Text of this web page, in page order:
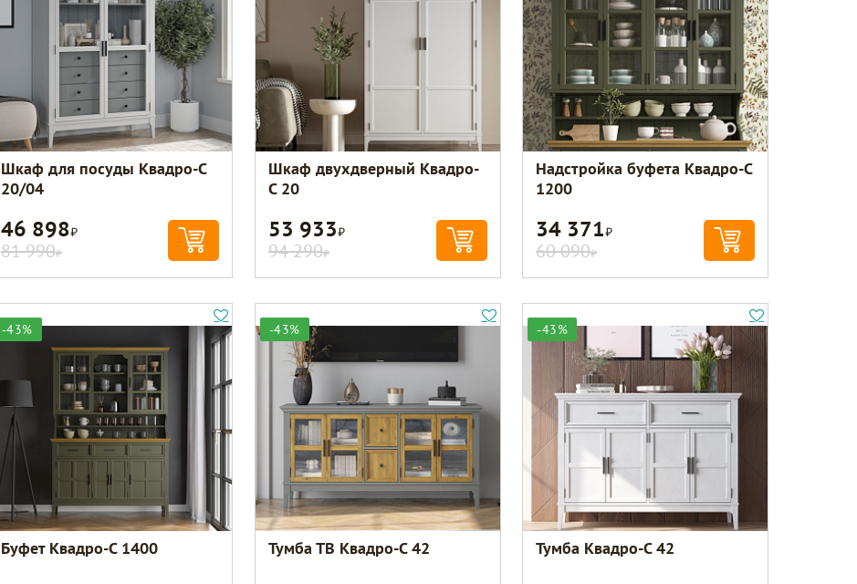
Шкаф для посуды Квадро-С
20/04
46 898Р
81 990Р
Шкаф двухдверный Квадро-
С 20
53 933Р
94 290Р
Надстройка буфета Квадро-С
1200
34 371Р
60 090Р
-43%
Буфет Квадро-С 1400
-43%
Тумба ТВ Квадро-С 42
-43%
Тумба Квадро-С 42